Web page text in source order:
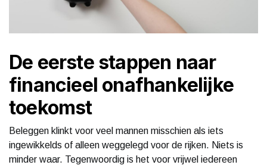
De eerste stappen naar
financieel onafhankelijke
toekomst
Beleggen klinkt voor veel mannen misschien als iets
ingewikkelds of alleen weggelegd voor de rijken. Niets is
minder waar. Tegenwoordig is het voor vrijwel iedereen